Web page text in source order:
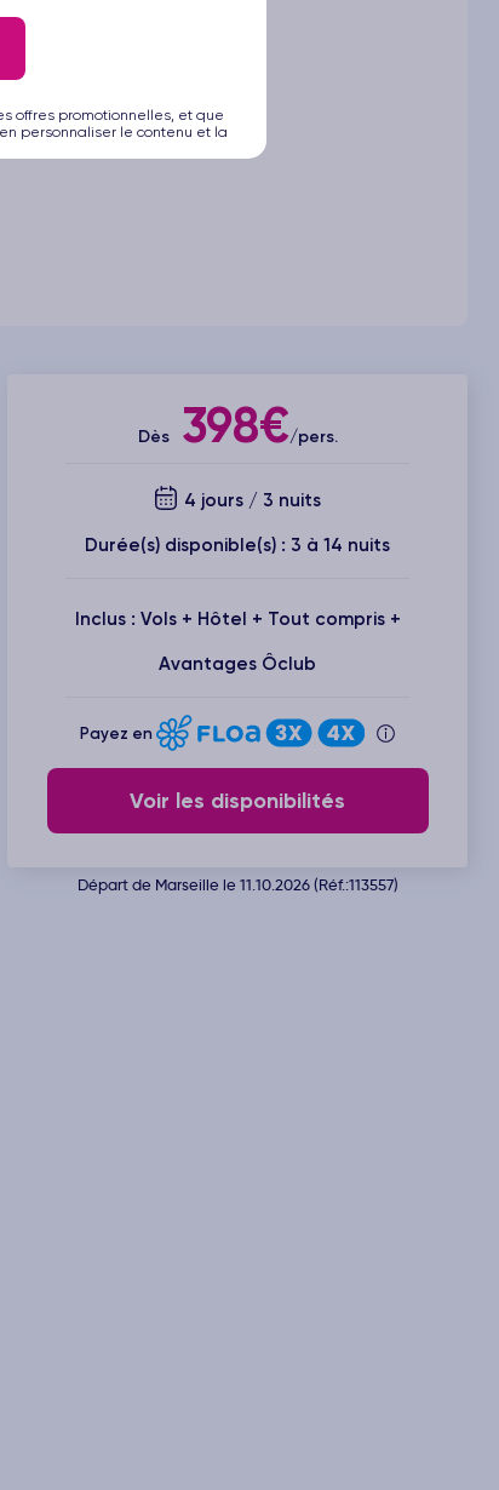
Dès398€/pers.
4 jours / 3 nuits
Durée(s) disponible(s) : 3 à 14 nuits
Inclus : Vols + Hôtel + Tout compris +
Avantages Ôclub
Payez en
Voir les disponibilités
Départ de Marseille le 11.10.2026 (Réf.:113557)
offres promotionnelles, et que
personnaliser le contenu et la